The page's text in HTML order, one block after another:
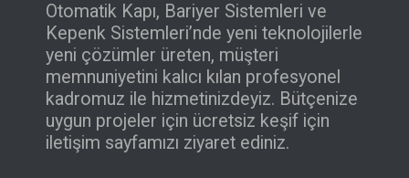
Otomatik Kapı, Bariyer Sistemleri ve
Kepenk Sistemleri’nde yeni teknolojilerle
yeni çözümler üreten, müşteri
memnuniyetini kalıcı kılan profesyonel
kadromuz ile hizmetinizdeyiz. Bütçenize
uygun projeler için ücretsiz keşif için
iletişim sayfamızı ziyaret ediniz.